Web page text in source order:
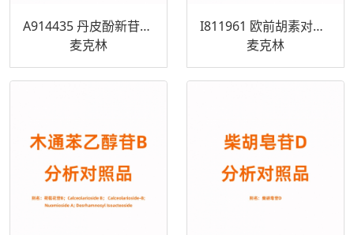
A914435 丹皮酚新苷对照品 100291-86-9
麦克林
I811961 欧前胡素对照品 482-44-0
麦克林